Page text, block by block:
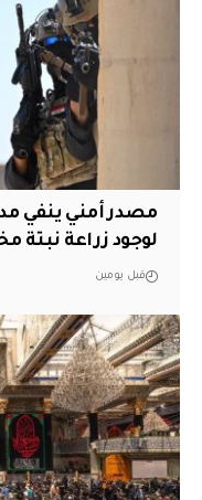
مصدر أمني ينفي
لوجود زراعة نبتة
قبل يومين